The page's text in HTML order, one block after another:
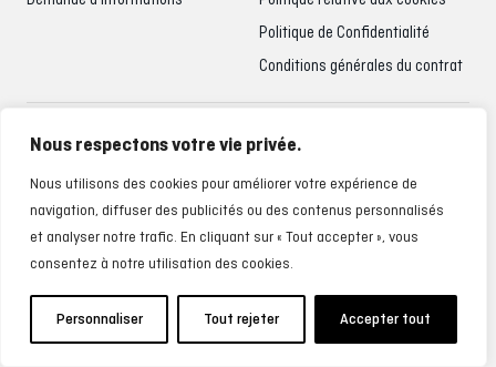
Nous respectons votre vie privée.
Nous utilisons des cookies pour améliorer votre expérience de
navigation, diffuser des publicités ou des contenus personnalisés
et analyser notre trafic. En cliquant sur « Tout accepter », vous
consentez à notre utilisation des cookies.
Personnaliser Tout rejeter Accepter tout
Politique de Confidentialité
Conditions générales du contrat
Accueil du client